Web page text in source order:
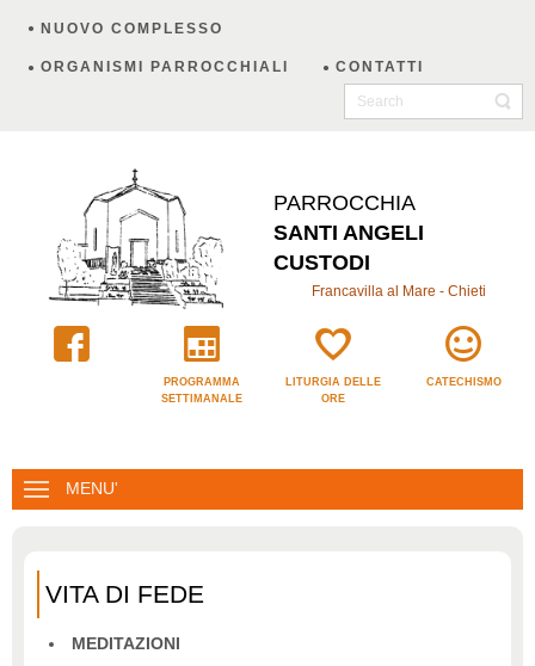
NUOVO COMPLESSO
ORGANISMI PARROCCHIALI CONTATTI
PARROCCHIA
SANTI ANGELI
CUSTODI
Francavilla al Mare - Chieti
PROGRAMMA
SETTIMANALE
LITURGIA DELLE
ORE
CATECHISMO
MENU'
VITA DI FEDE
MEDITAZIONI